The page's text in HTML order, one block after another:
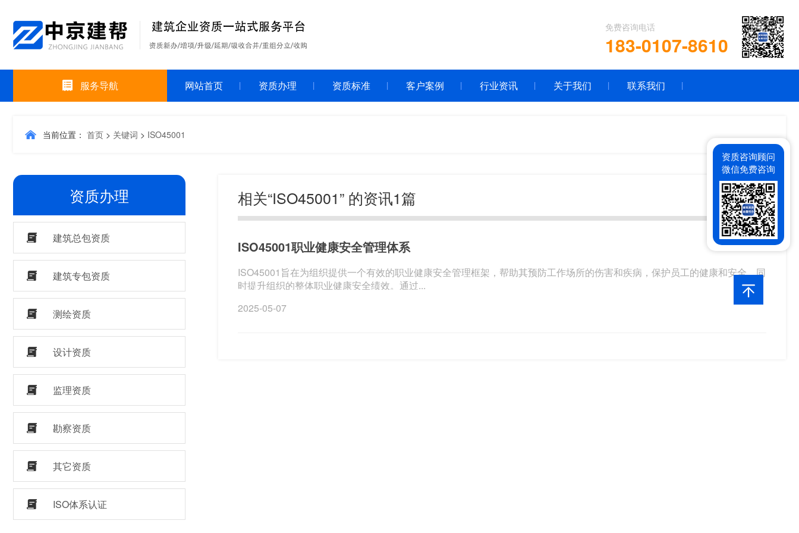
免费咨询电话
183-0107-8610
服务导航 网站首页 资质办理 资质标准 客户案例 行业资讯 关于我们 联系我们
当前位置： 首页 > 关键词 > ISO45001
资质办理
建筑总包资质
建筑专包资质
测绘资质
设计资质
监理资质
勘察资质
其它资质
ISO体系认证
相关“ISO45001” 的资讯1篇
ISO45001职业健康安全管理体系
ISO45001旨在为组织提供一个有效的职业健康安全管理框架，帮助其预防工作场所的伤害和疾病，保护员工的健康和安全，同
时提升组织的整体职业健康安全绩效。通过...
2025-05-07
资质咨询顾问
微信免费咨询